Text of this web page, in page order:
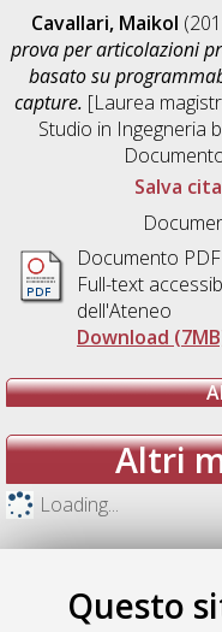
Questo
Cavallari, Maikol
prova per articolazioni
basato su
capture. [Laurea
Studio in Ingegneria
Salva
Documento PDF
Full-text
dell'Ateneo
Download
Altri
Loading...